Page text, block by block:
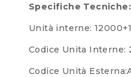
Specifiche Tecniche:
Unità interne:
Codice Unita Interne:
Codice Unità